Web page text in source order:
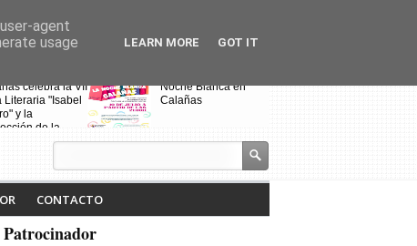
celebra la VII
Literaria "Isabel
y la
de la
Noche Blanca en
Calañas
Fin de curso
CONTACTO
Patrocinador
agent
usage
LEARN MORE GOT IT